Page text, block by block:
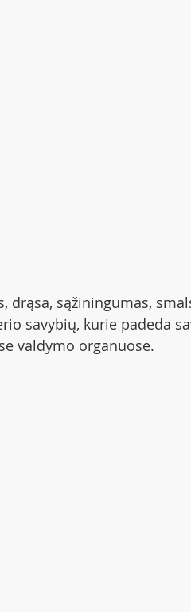
drąsa, sąžiningumas,
savybių, kurie padeda
valdymo organuose.